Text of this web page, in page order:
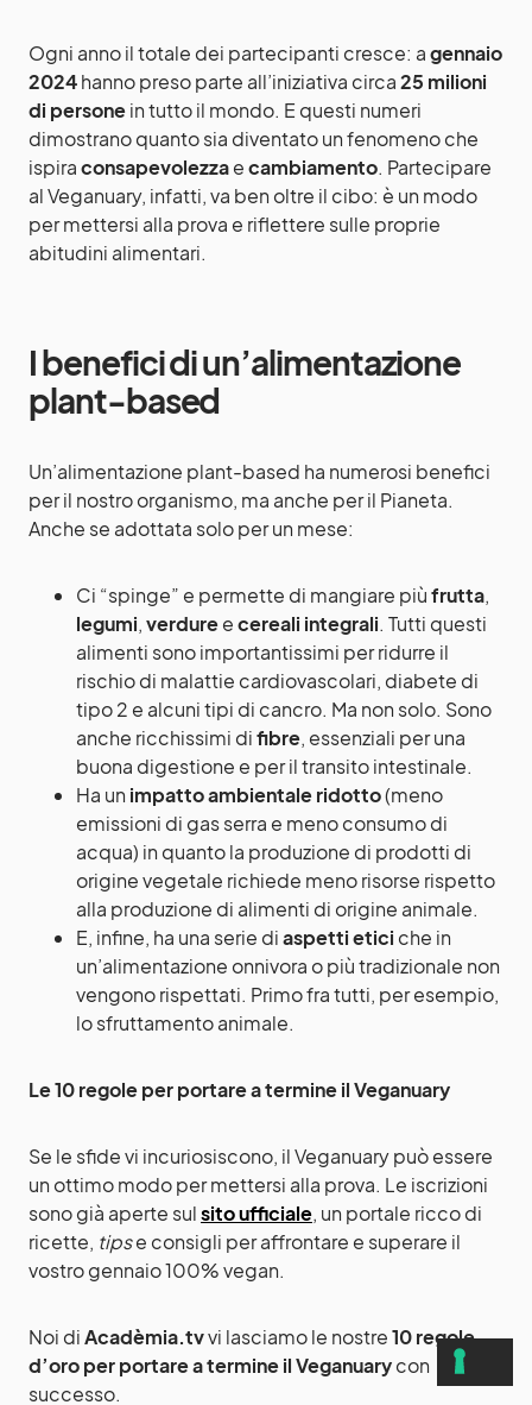
Ogni anno il totale dei partecipanti cresce: agennaio
2024hanno preso parte all’iniziativa circa25 milioni
di personein tutto il mondo. E questi numeri
dimostrano quanto sia diventato un fenomeno che
ispiraconsapevolezzaecambiamento. Partecipare
al Veganuary, infatti, va ben oltre il cibo: è un modo
per mettersi alla prova e riflettere sulle proprie
abitudini alimentari.
I benefici di un’alimentazione
plant-based
Un’alimentazione plant-based ha numerosi benefici
per il nostro organismo, ma anche per il Pianeta.
Anche se adottata solo per un mese:
Ci “spinge” e permette di mangiare piùfrutta,
legumi,verdureecereali integrali. Tutti questi
alimenti sono importantissimi per ridurre il
rischio di malattie cardiovascolari, diabete di
tipo 2 e alcuni tipi di cancro. Ma non solo. Sono
anche ricchissimi difibre, essenziali per una
buona digestione e per il transito intestinale.
Ha un impatto ambientale ridotto(meno
emissioni di gas serra e meno consumo di
acqua) in quanto la produzione di prodotti di
origine vegetale richiede meno risorse rispetto
alla produzione di alimenti di origine animale.
E, infine, ha una serie diaspetti etici che in
un’alimentazione onnivora o più tradizionale non
vengono rispettati. Primo fra tutti, per esempio,
lo sfruttamento animale.
Le 10 regole per portare a termine il Veganuary
Se le sfide vi incuriosiscono, il Veganuary può essere
un ottimo modo per mettersi alla prova. Le iscrizioni
sono già aperte sulsito ufficiale, un portale ricco di
ricette, tipse consigli per affrontare e superare il
vostro gennaio 100% vegan.
Noi diAcadèmia.tvvi lasciamo le nostre10 regole
d’oro per portare a termine il Veganuarycon
successo.